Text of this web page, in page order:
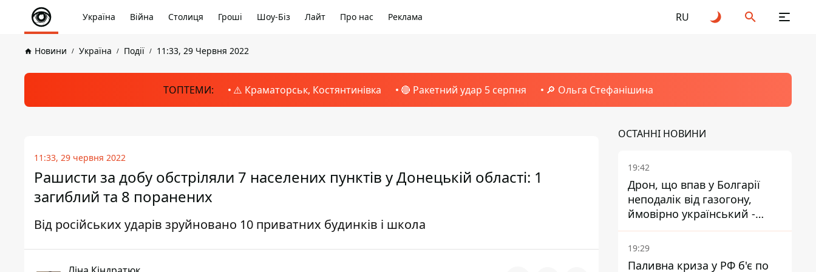
Україна Війна Столиця Гроші Шоу-Біз Лайт Про нас Реклама RU
Новини Україна Події 11:33, 29 Червня 2022
ТОПТЕМИ: ⚠️ Краматорськ, Костянтинівка 🔴 Ракетний удар 5 серпня 🔎 Ольга Стефанішина
11:33, 29 червня 2022
Рашисти за добу обстріляли 7 населених пунктів у Донецькій області: 1
загиблий та 8 поранених
Від російських ударів зруйновано 10 приватних будинків і школа
ОСТАННІ НОВИНИ
19:42
Дрон, що впав у Болгарії
неподалік від газогону,
ймовірно український -
Міноборони країни
19:29
Паливна криза у РФ б'є по